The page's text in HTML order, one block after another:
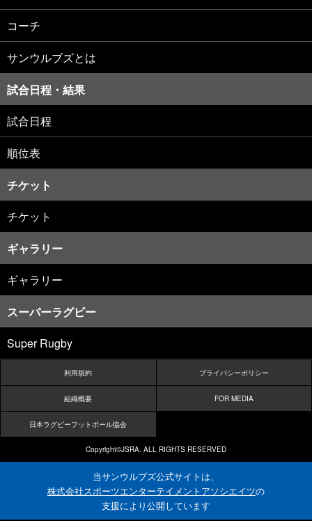
コーチ
サンウルブズとは
試合日程・結果
試合日程
順位表
チケット
チケット
ギャラリー
ギャラリー
スーパーラグビー
Super Rugby
利用規約 プライバシーポリシー
組織概要 FOR MEDIA
日本ラグビーフットボール協会
Copyright©JSRA. ALL RIGHTS RESERVED
当サンウルブズ公式サイトは、
株式会社スポーツエンターテイメントアソシエイツの
支援により公開しています